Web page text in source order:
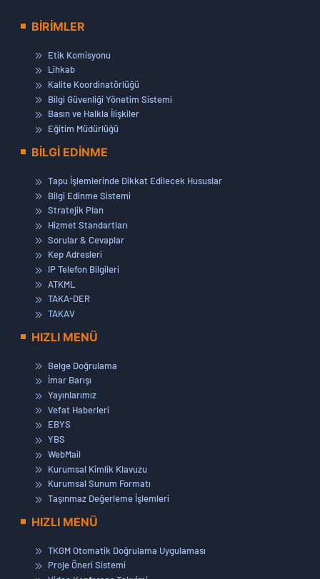
BİRİMLER
Etik Komisyonu
Lihkab
Kalite Koordinatörlüğü
Bilgi Güvenliği Yönetim Sistemi
Basın ve Halkla İlişkiler
Eğitim Müdürlüğü
BİLGİ EDİNME
Tapu İşlemlerinde Dikkat Edilecek Hususlar
Bilgi Edinme Sistemi
Stratejik Plan
Hizmet Standartları
Sorular & Cevaplar
Kep Adresleri
IP Telefon Bilgileri
ATKML
TAKA-DER
TAKAV
HIZLI MENÜ
Belge Doğrulama
İmar Barışı
Yayınlarımız
Vefat Haberleri
EBYS
YBS
WebMail
Kurumsal Kimlik Klavuzu
Kurumsal Sunum Formatı
Taşınmaz Değerleme İşlemleri
HIZLI MENÜ
TKGM Otomatik Doğrulama Uygulaması
Proje Öneri Sistemi